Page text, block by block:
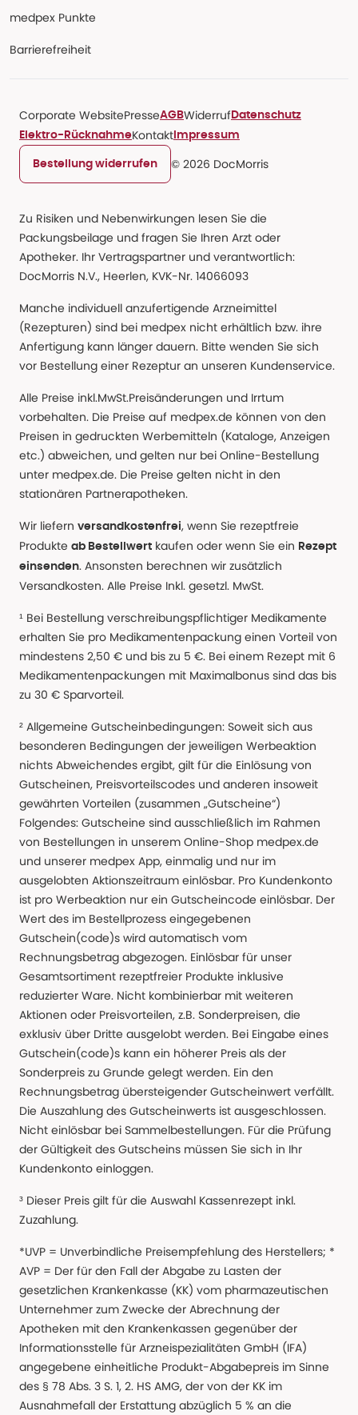
medpex Punkte
Barrierefreiheit
Corporate WebsitePresseAGBWiderruf Datenschutz
Elektro-RücknahmeKontakt Impressum
Bestellung widerrufen © 2026 DocMorris
Zu Risiken und Nebenwirkungen lesen Sie die
Packungsbeilage und fragen Sie Ihren Arzt oder
Apotheker. Ihr Vertragspartner und verantwortlich:
DocMorris N.V., Heerlen, KVK-Nr. 14066093
Manche individuell anzufertigende Arzneimittel
(Rezepturen) sind bei medpex nicht erhältlich bzw. ihre
Anfertigung kann länger dauern. Bitte wenden Sie sich
vor Bestellung einer Rezeptur an unseren Kundenservice.
Alle Preise inkl.MwSt.Preisänderungen und Irrtum
vorbehalten. Die Preise auf medpex.de können von den
Preisen in gedruckten Werbemitteln (Kataloge, Anzeigen
etc.) abweichen, und gelten nur bei Online-Bestellung
unter medpex.de. Die Preise gelten nicht in den
stationären Partnerapotheken.
Wir liefern versandkostenfrei, wenn Sie rezeptfreie
Produkte ab Bestellwert kaufen oder wenn Sie ein Rezept
einsenden. Ansonsten berechnen wir zusätzlich
Versandkosten. Alle Preise Inkl. gesetzl. MwSt.
¹ Bei Bestellung verschreibungspflichtiger Medikamente
erhalten Sie pro Medikamentenpackung einen Vorteil von
mindestens 2,50 € und bis zu 5 €. Bei einem Rezept mit 6
Medikamentenpackungen mit Maximalbonus sind das bis
zu 30 € Sparvorteil.
² Allgemeine Gutscheinbedingungen: Soweit sich aus
besonderen Bedingungen der jeweiligen Werbeaktion
nichts Abweichendes ergibt, gilt für die Einlösung von
Gutscheinen, Preisvorteilscodes und anderen insoweit
gewährten Vorteilen (zusammen „Gutscheine“)
Folgendes: Gutscheine sind ausschließlich im Rahmen
von Bestellungen in unserem Online-Shop medpex.de
und unserer medpex App, einmalig und nur im
ausgelobten Aktionszeitraum einlösbar. Pro Kundenkonto
ist pro Werbeaktion nur ein Gutscheincode einlösbar. Der
Wert des im Bestellprozess eingegebenen
Gutschein(code)s wird automatisch vom
Rechnungsbetrag abgezogen. Einlösbar für unser
Gesamtsortiment rezeptfreier Produkte inklusive
reduzierter Ware. Nicht kombinierbar mit weiteren
Aktionen oder Preisvorteilen, z.B. Sonderpreisen, die
exklusiv über Dritte ausgelobt werden. Bei Eingabe eines
Gutschein(code)s kann ein höherer Preis als der
Sonderpreis zu Grunde gelegt werden. Ein den
Rechnungsbetrag übersteigender Gutscheinwert verfällt.
Die Auszahlung des Gutscheinwerts ist ausgeschlossen.
Nicht einlösbar bei Sammelbestellungen. Für die Prüfung
der Gültigkeit des Gutscheins müssen Sie sich in Ihr
Kundenkonto einloggen.
³ Dieser Preis gilt für die Auswahl Kassenrezept inkl.
Zuzahlung.
*UVP = Unverbindliche Preisempfehlung des Herstellers; *
AVP = Der für den Fall der Abgabe zu Lasten der
gesetzlichen Krankenkasse (KK) vom pharmazeutischen
Unternehmer zum Zwecke der Abrechnung der
Apotheken mit den Krankenkassen gegenüber der
Informationsstelle für Arzneispezialitäten GmbH (IFA)
angegebene einheitliche Produkt-Abgabepreis im Sinne
des § 78 Abs. 3 S. 1, 2. HS AMG, der von der KK im
Ausnahmefall der Erstattung abzüglich 5 % an die